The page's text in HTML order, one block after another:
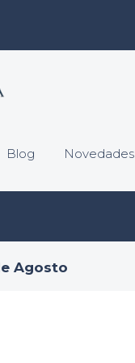
Blog Novedades
Agosto